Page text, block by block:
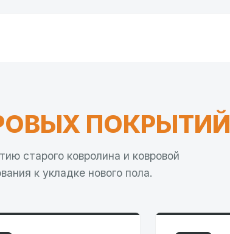
ПОКРЫТИЙ
старого ковролина и ковровой
к укладке нового пола.